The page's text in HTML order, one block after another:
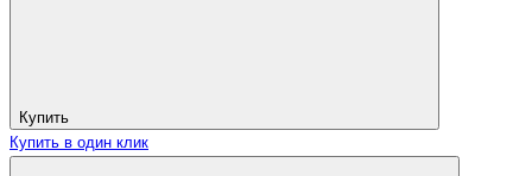
Купить
Купить в один клик